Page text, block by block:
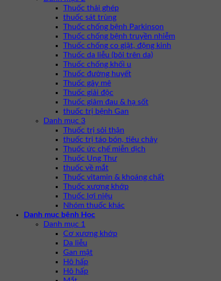
Thuốc thải ghép
thuốc sát trùng
Thuốc chống bệnh Parkinson
Thuốc chống bệnh truyền nhiễm
Thuốc chống co giật, động kinh
Thuốc da liễu (bôi trên da)
Thuốc chống khối u
Thuốc đường huyết
Thuốc gây mê
Thuốc giải độc
Thuốc giảm đau & hạ sốt
thuốc trị bệnh Gan
Danh mục 3
Thuốc trị sỏi thận
thuốc trị táo bón, tiêu chảy
Thuốc ức chế miễn dịch
Thuốc Ung Thư
thuốc về mắt
Thuốc vitamin & khoáng chất
Thuốc xương khớp
Thuốc lợi niệu
Nhóm thuốc khác
Danh mục bệnh Học
Danh mục 1
Cơ xương khớp
Da liễu
Gan mật
Hô hấp
Hô hấp